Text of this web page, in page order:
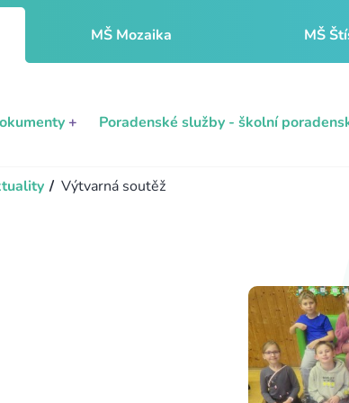
MŠ Mozaika MŠ
+ Poradenské služby - školní
/ Výtvarná soutěž